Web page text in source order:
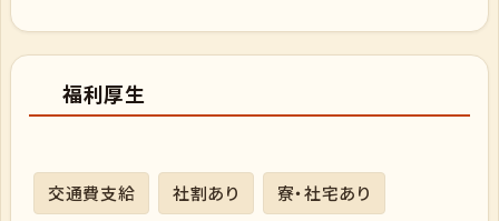
福利厚生
交通費支給 社割あり 寮・社宅あり